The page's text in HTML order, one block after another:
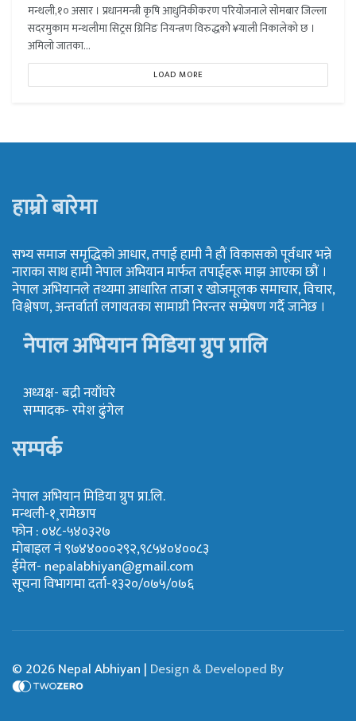
मन्थली,१० असार । प्रधानमन्त्री कृषि आधुनिकीकरण परियोजनाले सोमबार जिल्ला
सदरमुकाम मन्थलीमा सिट्रस ग्रिनिङ नियन्त्रण विरुद्धकोे ¥याली निकालेको छ ।
अमिलो जातका...
LOAD MORE
हाम्रो बारेमा
सभ्य समाज समृद्धिको आधार, तपाई हामी नै हौं विकासको पूर्वधार भन्ने
नाराका साथ हामी नेपाल अभियान मार्फत तपाईहरू माझ आएका छौं ।
नेपाल अभियानले तथ्यमा आधारित ताजा र खोजमूलक समाचार, विचार,
विश्लेषण, अन्तर्वार्ता लगायतका सामाग्री निरन्तर सम्प्रेषण गर्दै जानेछ ।
नेपाल अभियान मिडिया ग्रुप प्रालि
अध्यक्ष- बद्री नयाँघरे
सम्पादक- रमेश ढुंगेल
सम्पर्क
नेपाल अभियान मिडिया ग्रुप प्रा.लि.
मन्थली-१¸रामेछाप
फोन : ०४८-५४०३२७
मोबाइल नं ९७४४०००२९२,९८५४०४००८३
ईमेल- nepalabhiyan@gmail.com
सूचना विभागमा दर्ता-१३२०/०७५/०७६
© 2026 Nepal Abhiyan | Design & Developed By